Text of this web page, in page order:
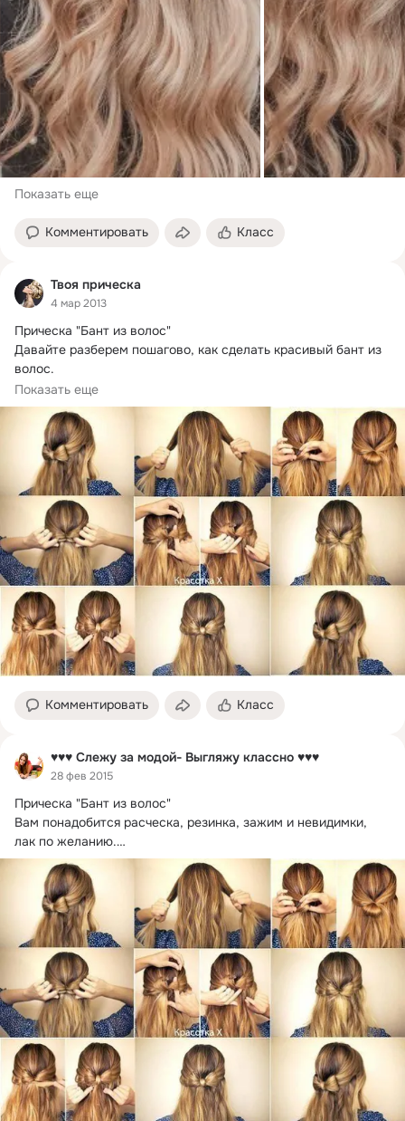
Показать еще
Комментировать Класс
Твоя прическа
4 мар 2013
Прическа "Бант из волос"
Давайте разберем пошагово, как сделать красивый бант из
волос.
Вам понадобится расческа, резинка, зажим и невидимки,
лак по желанию.
Показать еще
Комментировать Класс
♥♥♥ Слежу за модой- Выгляжу классно ♥♥♥
28 фев 2015
Прическа "Бант из волос"
Вам понадобится расческа, резинка, зажим и невидимки,
лак по желанию.
1. Сперва расчешите волосы. Отделите...